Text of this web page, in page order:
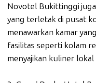
Novotel Bukittinggi
yang terletak di pusat
menawarkan kamar
fasilitas seperti kolam
menyajikan kuliner